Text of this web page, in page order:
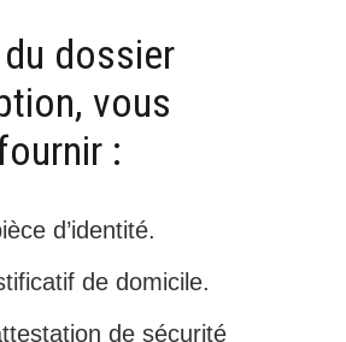
dossier
vous
:
d’identité.
de domicile.
de sécurité